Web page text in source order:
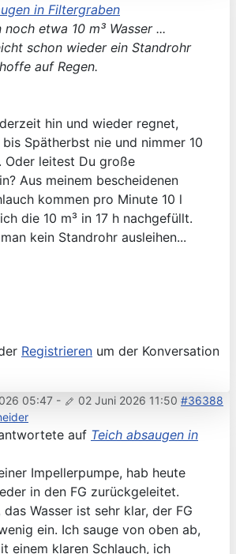
in Filtergraben
etwa 10 m³ Wasser ...
schon wieder ein Standrohr
auf Regen.
hin und wieder regnet,
Spätherbst nie und nimmer 10
Oder leitest Du große
Aus meinem bescheidenen
kommen pro Minute 10 l
die 10 m³ in 17 h nachgefüllt.
kein Standrohr ausleihen...
Registrieren um der Konversation
05:47 - 02 Juni 2026 11:50 #36388
auf Teich absaugen in
Impellerpumpe, hab heute
in den FG zurückgeleitet.
Wasser ist sehr klar, der FG
ein. Ich sauge von oben ab,
einem klaren Schlauch, ich